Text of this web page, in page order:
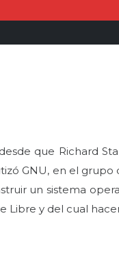
que Richard
GNU, en el grupo
un sistema
Libre y del cual